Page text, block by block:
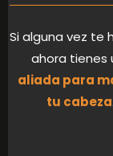
Si alguna vez te
ahora tienes
aliada para
tu cabeza